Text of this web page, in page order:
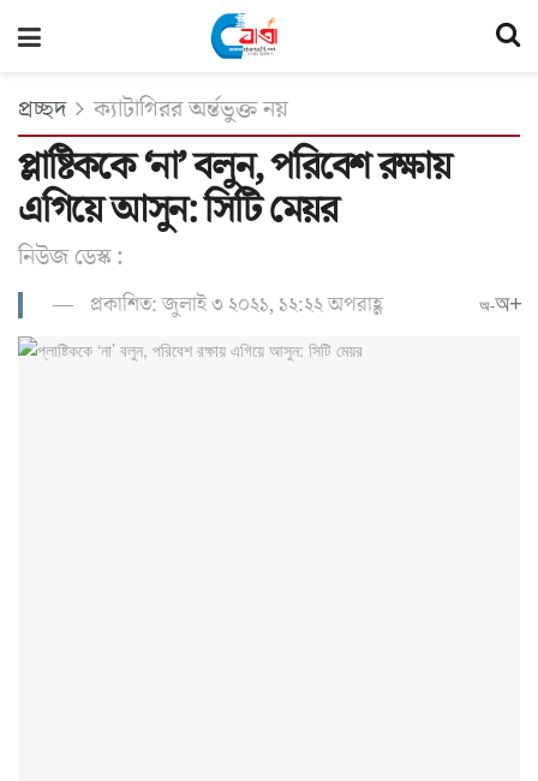
প্রচ্ছদ ক্যাটাগিরর অর্ন্তভুক্ত নয়
প্লাষ্টিককে ‘না’ বলুন, পরিবেশ রক্ষায়
এগিয়ে আসুন: সিটি মেয়র
নিউজ ডেস্ক :
প্রকাশিত: জুলাই ৩ ২০২১, ১২:২২ অপরাহ্ণ অ-অ+